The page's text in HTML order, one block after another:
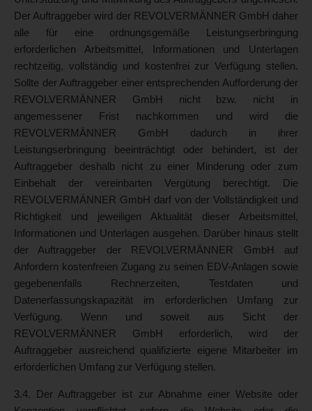
Der Auftraggeber wird der REVOLVERMÄNNER GmbH daher
alle für eine ordnungsgemäße Leistungserbringung
erforderlichen Arbeitsmittel, Informationen und Unterlagen
rechtzeitig, vollständig und kostenfrei zur Verfügung stellen.
Sollte der Auftraggeber einer entsprechenden Aufforderung der
REVOLVERMÄNNER GmbH nicht bzw. nicht in
angemessener Frist nachkommen und wird die
REVOLVERMÄNNER GmbH dadurch in ihrer
Leistungserbringung beeinträchtigt oder behindert, ist der
Auftraggeber deshalb nicht zu einer Minderung oder zum
Einbehalt der vereinbarten Vergütung berechtigt. Die
REVOLVERMÄNNER GmbH darf von der Vollständigkeit und
Richtigkeit und jeweiligen Aktualität dieser Arbeitsmittel,
Informationen und Unterlagen ausgehen. Darüber hinaus stellt
der Auftraggeber der REVOLVERMÄNNER GmbH auf
Anfordern kostenfreien Zugang zu seinen EDV-Anlagen sowie
gegebenenfalls Rechnerzeiten, Testdaten und
Datenerfassungskapazität im erforderlichen Umfang zur
Verfügung. Wenn und soweit aus Sicht der
REVOLVERMÄNNER GmbH erforderlich, wird der
Auftraggeber ausreichend qualifizierte eigene Mitarbeiter im
erforderlichen Umfang zur Verfügung stellen.
3.4. Der Auftraggeber ist zur Abnahme einer Website oder